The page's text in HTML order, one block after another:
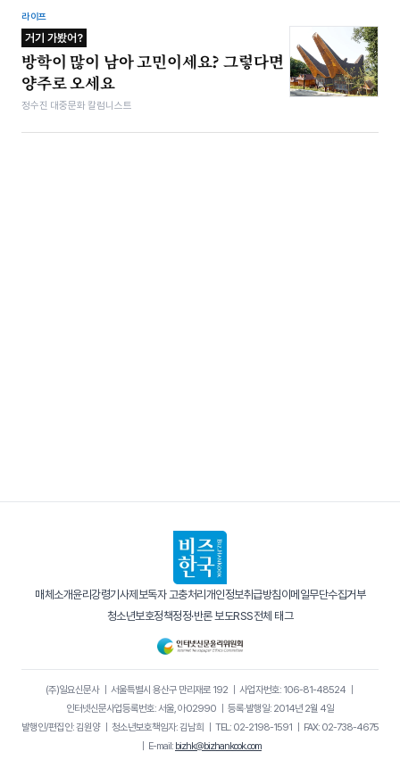
라이프
거기 가봤어?
방학이 많이 남아 고민이세요? 그렇다면
양주로 오세요
정수진 대중문화 칼럼니스트
매체소개윤리강령기사제보독자 고충처리 개인정보취급방침이메일무단수집거부
청소년보호정책정정·반론 보도RSS전체 태그
(주)일요신문사｜ 서울특별시 용산구 만리재로 192｜ 사업자번호: 106-81-48524｜
인터넷신문사업등록번호: 서울, 아02990
등록·발행일: 2014년 2월 4일
발행인/편집인: 김원양｜ 청소년보호책임자: 김남희 TEL: 02-2198-1591
FAX: 02-738-4675
E-mail: bizhk@bizhankook.com